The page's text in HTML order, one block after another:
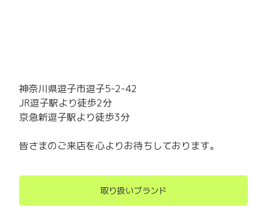
神奈川県逗子市逗子5-2-42
JR逗子駅より徒歩2分
京急新逗子駅より徒歩3分
皆さまのご来店を心よりお待ちしております。
取り扱いブランド